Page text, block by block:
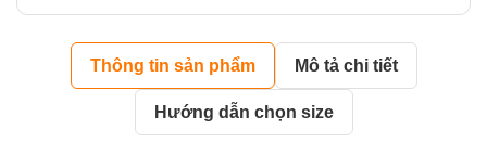
Thông tin sản phẩm Mô tả chi tiết
Hướng dẫn chọn size